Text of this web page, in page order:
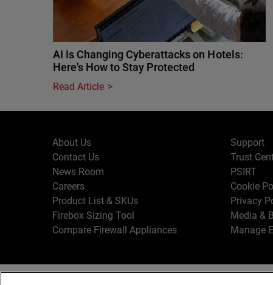
AI Is Changing Cyberattacks on Hotels:
Here's How to Stay Protected
Read Article
About Us
Contact Us
News Room
Careers
Product List & SKUs
Firebox Sizing Tool
Compare Firewall Appliances
Support
Trust
PSIRT
Cookie
Privacy
Media &
Manage